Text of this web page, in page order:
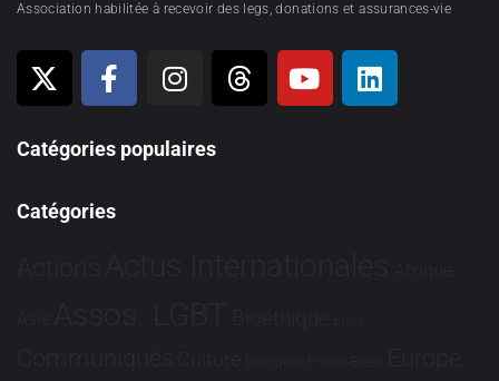
Association habilitée à recevoir des legs, donations et assurances-vie
Catégories populaires
Catégories
Actions Actus Internationales Afrique
Asie Assos. LGBT Bioéthique Brève
Communiqués Culture Dialogues France-Brésil Europe